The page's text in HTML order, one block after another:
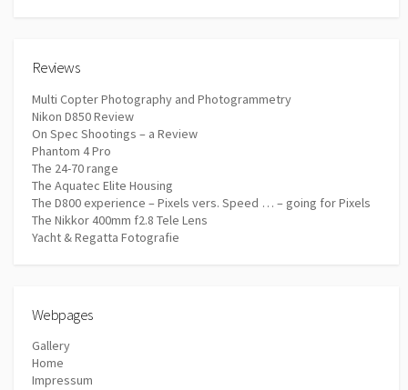
Reviews
Multi Copter Photography and Photogrammetry
Nikon D850 Review
On Spec Shootings – a Review
Phantom 4 Pro
The 24-70 range
The Aquatec Elite Housing
The D800 experience – Pixels vers. Speed … – going for Pixels
The Nikkor 400mm f2.8 Tele Lens
Yacht & Regatta Fotografie
Webpages
Gallery
Home
Impressum